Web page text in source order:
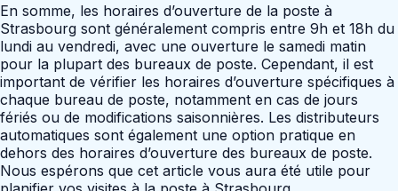
En somme, les horaires d’ouverture de la poste à
Strasbourg sont généralement compris entre 9h et 18h du
lundi au vendredi, avec une ouverture le samedi matin
pour la plupart des bureaux de poste. Cependant, il est
important de vérifier les horaires d’ouverture spécifiques à
chaque bureau de poste, notamment en cas de jours
fériés ou de modifications saisonnières. Les distributeurs
automatiques sont également une option pratique en
dehors des horaires d’ouverture des bureaux de poste.
Nous espérons que cet article vous aura été utile pour